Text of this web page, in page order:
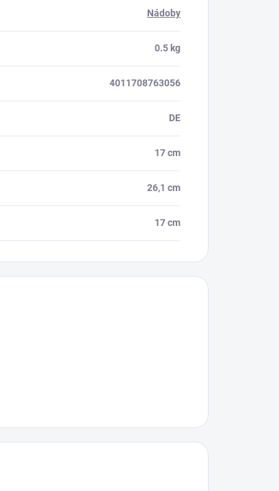
Nádoby
0.5 kg
4011708763056
DE
17 cm
26,1 cm
17 cm